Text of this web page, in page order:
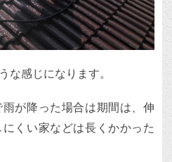
な感じになります。
が降った場合は期間は、伸
くい家などは長くかかった